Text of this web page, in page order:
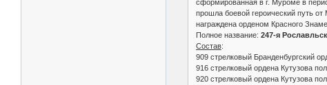
сформированная в г. Муроме в
прошла боевой героический путь
награждена орденом Красного
Полное название: 247-я
Состав:
909 стрелковый Бранденбургский
916 стрелковый ордена Кутузова
920 стрелковый ордена Кутузова